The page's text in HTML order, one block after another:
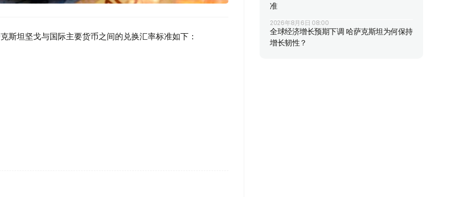
斯坦坚戈与国际主要货币之间的兑换汇率标准如下：
准
2026年8月6日 08:00
全球经济增长预期下调 哈萨克斯坦为何保持
增长韧性？